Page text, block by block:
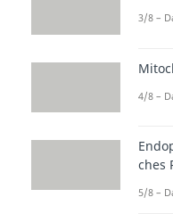
3/8 –
4/8 –
ches
5/8 –